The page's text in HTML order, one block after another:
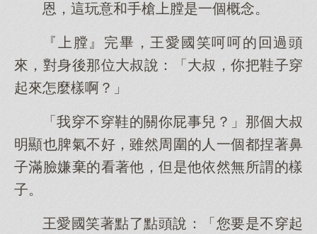
恩，這玩意和手槍上膛是一個概念。
『上膛』完畢，王愛國笑呵呵的回過頭
來，對身後那位大叔說：「大叔，你把鞋子穿
起來怎麼樣啊？」
「我穿不穿鞋的關你屁事兒？」那個大叔
明顯也脾氣不好，雖然周圍的人一個都捏著鼻
子滿臉嫌棄的看著他，但是他依然無所謂的樣
子。
王愛國笑著點了點頭說：「您要是不穿起